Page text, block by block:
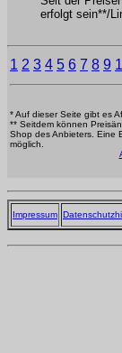
erfolgt sein**/
1 2 3 4 5 6 7 8 9
* Auf dieser Seite gibt es
** Seitdem können
Shop des Anbieters. Eine
möglich.
Impressum